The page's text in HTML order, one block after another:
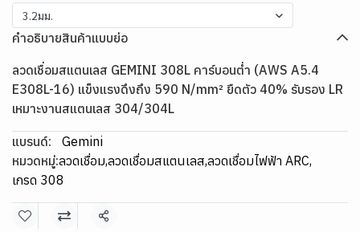
3.2มม.
คำอธิบายสินค้าแบบย่อ
ลวดเชื่อมสแตนเลส GEMINI 308L คาร์บอนต่ำ (AWS A5.4
E308L-16) แข็งแรงดึงถึง 590 N/mm² ยืดตัว 40% รับรอง LR
เหมาะงานสแตนเลส 304/304L
แบรนด์:
Gemini
หมวดหมู่:ลวดเชื่อม,ลวดเชื่อมสแตนเลส,ลวดเชื่อมไฟฟ้า ARC,
เกรด 308
แชร์